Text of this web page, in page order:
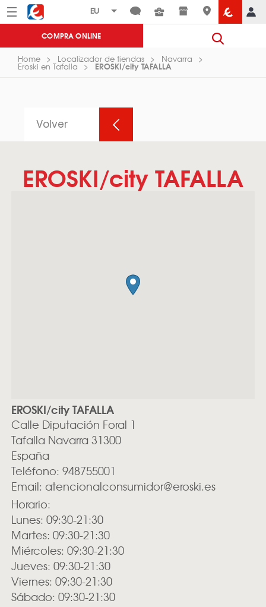
Menú Eroski
COMPRA ONLINE
Home Localizador de tiendas Navarra
Eroski en Tafalla EROSKI/city TAFALLA
Volver
EROSKI/city TAFALLA
EROSKI/city TAFALLA
Calle Diputación Foral 1
Tafalla Navarra 31300
España
Teléfono: 948755001
Email: atencionalconsumidor@eroski.es
Horario:
Lunes: 09:30-21:30
Martes: 09:30-21:30
Miércoles: 09:30-21:30
Jueves: 09:30-21:30
Viernes: 09:30-21:30
Sábado: 09:30-21:30